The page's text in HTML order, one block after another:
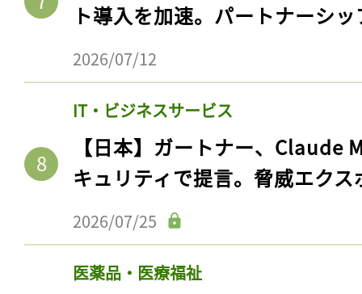
ト導入を加速。パートナーシ
2026/07/12
IT・ビジネスサービス
【日本】ガートナー、Claude
キュリティで提言。脅威エク
2026/07/25
医薬品・医療福祉
会員登録